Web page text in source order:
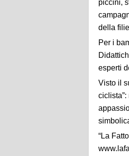
piccini,
della
Per i
esperti
Visto il
“La